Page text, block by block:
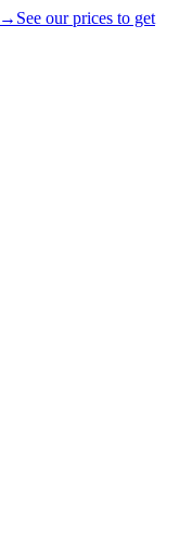
→ See our prices to get